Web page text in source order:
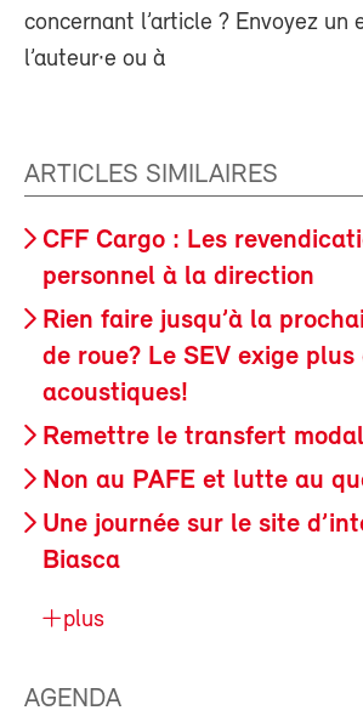
concernant l’article ? Envoyez un
l’auteur·e ou à
ARTICLES SIMILAIRES
CFF Cargo : Les
personnel à la direction
Rien faire jusqu’à la
de roue? Le SEV exige
acoustiques!
Remettre le transfert
Non au PAFE et lutte au
Une journée sur le site
Biasca
plus
AGENDA